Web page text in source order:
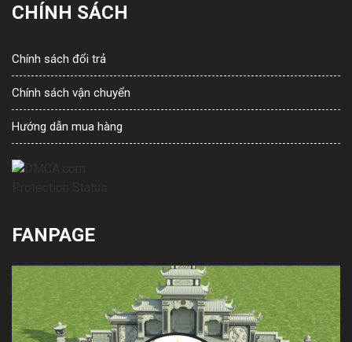
CHÍNH SÁCH
Chính sách đổi trả
Chính sách vận chuyển
Hướng dẫn mua hàng
FANPAGE